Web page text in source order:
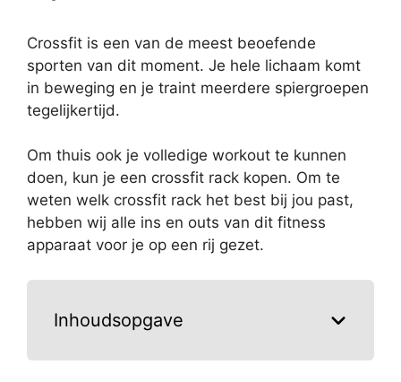
Crossfit is een van de meest beoefende
sporten van dit moment. Je hele lichaam komt
in beweging en je traint meerdere spiergroepen
tegelijkertijd.
Om thuis ook je volledige workout te kunnen
doen, kun je een crossfit rack kopen. Om te
weten welk crossfit rack het best bij jou past,
hebben wij alle ins en outs van dit fitness
apparaat voor je op een rij gezet.
Inhoudsopgave